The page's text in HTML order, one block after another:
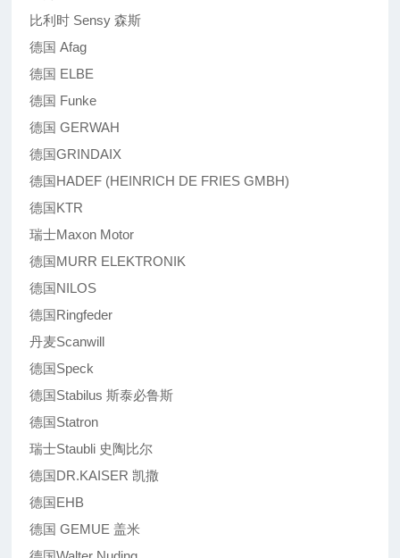
比利时 Sensy 森斯
德国 Afag
德国 ELBE
德国 Funke
德国 GERWAH
德国GRINDAIX
德国HADEF (HEINRICH DE FRIES GMBH)
德国KTR
瑞士Maxon Motor
德国MURR ELEKTRONIK
德国NILOS
德国Ringfeder
丹麦Scanwill
德国Speck
德国Stabilus 斯泰必鲁斯
德国Statron
瑞士Staubli 史陶比尔
德国DR.KAISER 凯撒
德国EHB
德国 GEMUE 盖米